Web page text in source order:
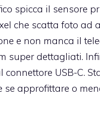
spicca il sensore
che scatta foto ad
e non manca il
super dettagliati.
connettore USB-C.
se approfittare o